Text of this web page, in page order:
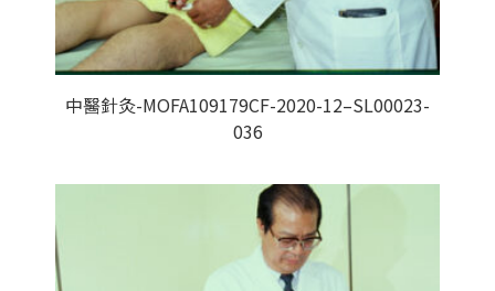
中醫針灸-MOFA109179CF-2020-12–SL00023-
036